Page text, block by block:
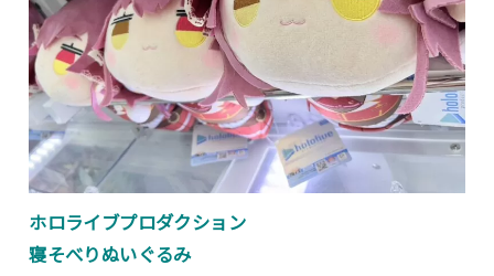
ホロライブプロダクション
寝そべりぬいぐるみ